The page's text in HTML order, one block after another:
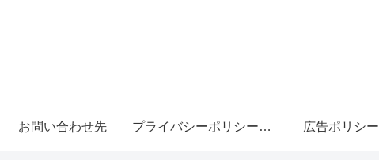
お問い合わせ先 プライバシーポリシー・免責事項 広告ポリシー